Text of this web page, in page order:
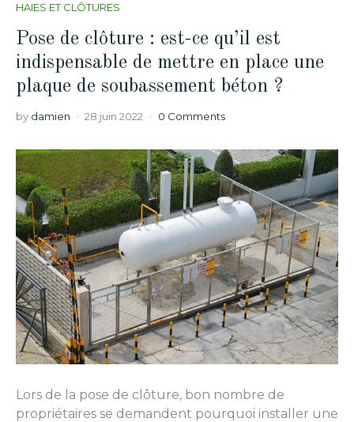
HAIES ET CLÔTURES
Pose de clôture : est-ce qu’il est
indispensable de mettre en place une
plaque de soubassement béton ?
by damien 28 juin 2022 0 Comments
Lors de la pose de clôture, bon nombre de
propriétaires se demandent pourquoi installer une